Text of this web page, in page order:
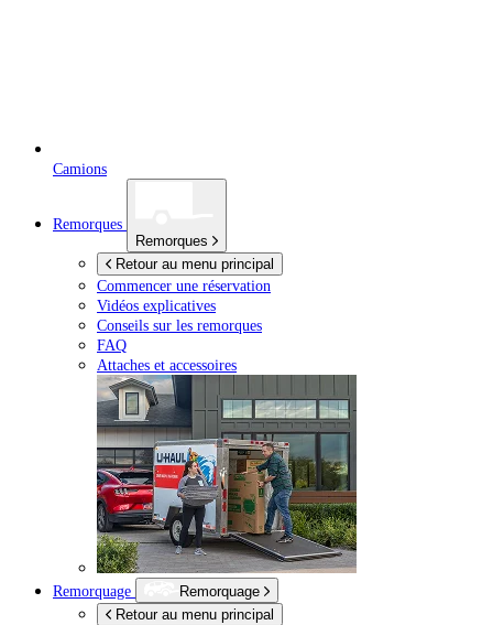
Camions
Remorques
Remorques
Retour au menu principal
Commencer une réservation
Vidéos explicatives
Conseils sur les remorques
FAQ
Attaches et accessoires
Remorquage
Remorquage
Retour au menu principal